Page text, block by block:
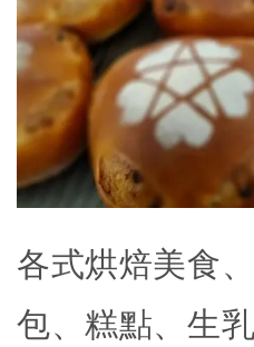
各式烘焙美食
包、糕點、生